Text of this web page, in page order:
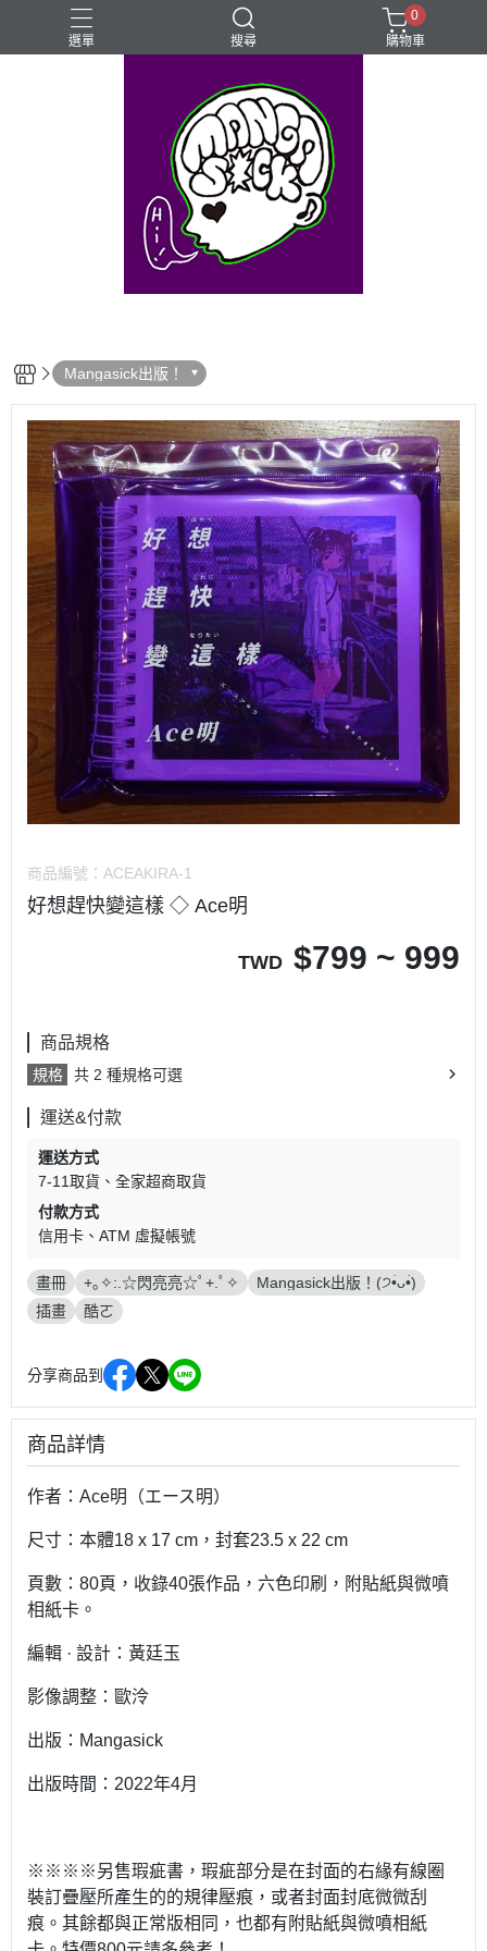
選單 搜尋
⊰⊱꧁LGBTQIA꧂⊰⊱
Mangasick Love
Mangasick出版！(੭•̀ᴗ•̀)
動物 實驗
0
購物車
Mangasick出版！
商品編號： ACEAKIRA-1
好想趕快變這樣 ◇ Ace明
TWD $799 ~ 999
商品規格
規格 共 2 種規格可選
運送&付款
運送方式
7-11取貨
全家超商取貨
付款方式
信用卡
ATM 虛擬帳號
畫冊 +｡✧:.☆閃亮亮☆ﾟ+.ﾟ✧
Mangasick出版！(੭•̀ᴗ•̀)
插畫
酷ㄛ
分享商品到
商品詳情
作者：Ace明（エース明）
尺寸：本體18 x 17 cm，封套23.5 x 22 cm
頁數：80頁，收錄40張作品，六色印刷，附貼紙與微噴
相紙卡。
編輯 · 設計：黃廷玉
影像調整：歐泠
出版：Mangasick
出版時間：2022年4月
※※※※另售瑕疵書，瑕疵部分是在封面的右緣有線圈
裝訂疊壓所產生的的規律壓痕，或者封面封底微微刮
痕。其餘都與正常版相同，也都有附貼紙與微噴相紙